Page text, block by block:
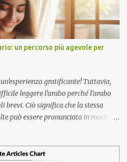
con il Sud-est asiatico. Il
programmi linguistici dal 2017,
le lingue indonesiana,
e vietnamita. Questi corsi ora
professionale per il mondo degli
del mercato del lavoro Le
una chia...
un percorso più agevole per
gratificante! Tuttavia,
leggere l’arabo perché l’arabo
brevi. Ciò significa che la stessa
può essere pronunciata in modi
comuni e il loro significato. Questo ti